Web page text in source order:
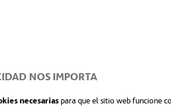
NOS IMPORTA
necesariaspara que el sitio web funcione